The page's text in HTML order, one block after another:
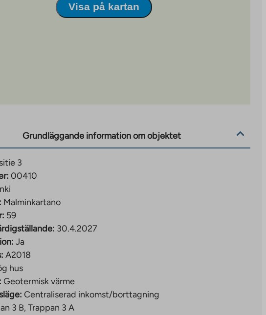
Visa på kartan
Grundläggande information om objektet
3
00410
Malminkartano
59
30.4.2027
Ja
A2018
hus
Geotermisk värme
Centraliserad inkomst/borttagning
3 B, Trappan 3 A